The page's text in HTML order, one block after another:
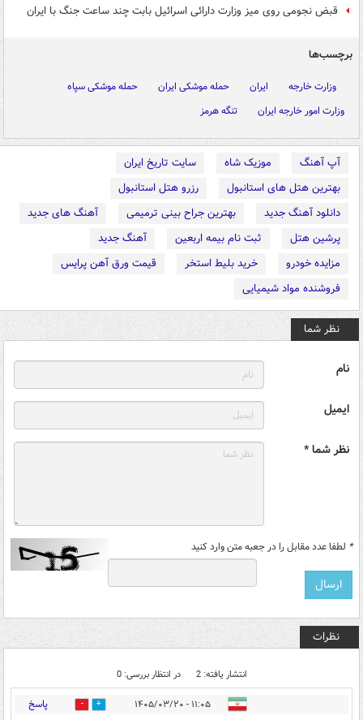
قبض نجومی روی میز وزارت دارائی اسرائیل بابت چند ساعت جنگ با ایران
برچسب‌ها
وزارت خارجه ایران حمله موشکی ایران
حمله موشکی سپاه
وزارت امور خارجه ایران
تنگه هرمز
آپ آهنگ موزیک شاه
سایت تاریخ ایران
بهترین هتل های استانبول
رزرو هتل استانبول
دانلود آهنگ جدید
بهترین جراح بینی ترمیمی
آهنگ های جدید
پرشین هتل
ثبت نام بیمه اربعین
آهنگ جدید
مزایده خودرو
خرید بلیط استخر
قیمت ورق آهن پرایس
فروشنده مواد شیمیایی
نظر شما
نام
ایمیل
نظر شما *
* لطفا عدد مقابل را در جعبه متن وارد کنید
نظرات
انتشار یافته: 2 در انتظار بررسی: 0
۱۱:۰۵ - ۱۴۰۵/۰۳/۲۰ 0 پاسخ